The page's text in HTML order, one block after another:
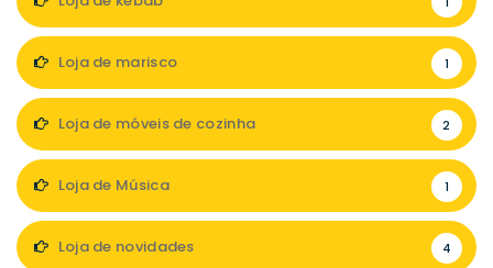
Loja de marisco 1
Loja de móveis de cozinha 2
Loja de Música 1
Loja de novidades 4